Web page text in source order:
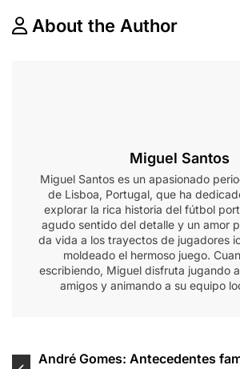
About the Author
Miguel Santos
Miguel Santos es un apasionado
de Lisboa, Portugal, que ha
explorar la rica historia del fútbol
agudo sentido del detalle y un amor
da vida a los trayectos de jugadores
moldeado el hermoso juego.
escribiendo, Miguel disfruta jugando
amigos y animando a su equipo
PostAndré Gomes: Antecedentes